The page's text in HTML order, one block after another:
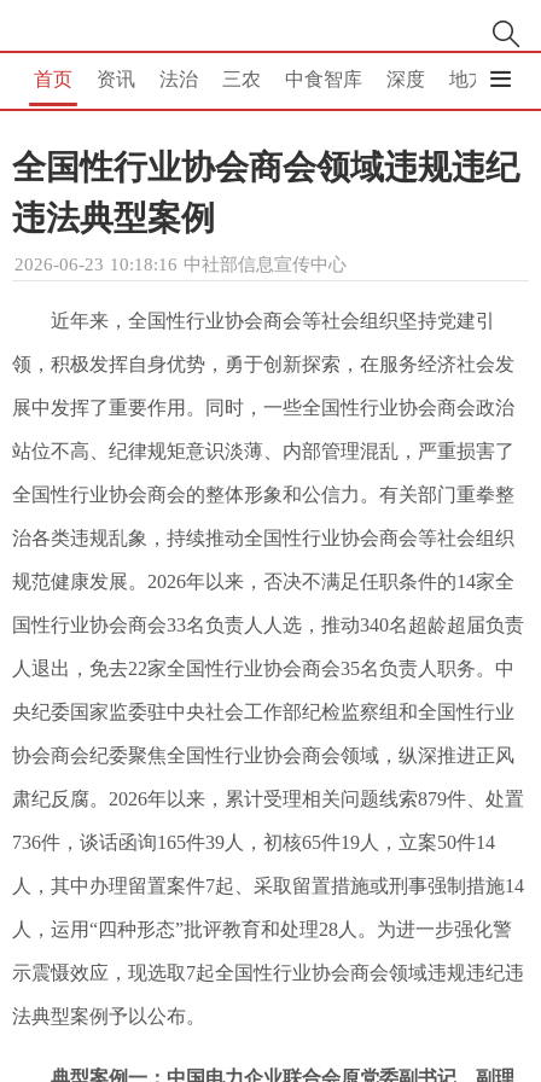
首页 资讯 法治 三农 中食智库 深度 地方
全国性行业协会商会领域违规违纪
违法典型案例
2026-06-23 10:18:16 中社部信息宣传中心
近年来，全国性行业协会商会等社会组织坚持党建引
领，积极发挥自身优势，勇于创新探索，在服务经济社会发
展中发挥了重要作用。同时，一些全国性行业协会商会政治
站位不高、纪律规矩意识淡薄、内部管理混乱，严重损害了
全国性行业协会商会的整体形象和公信力。有关部门重拳整
治各类违规乱象，持续推动全国性行业协会商会等社会组织
规范健康发展。2026年以来，否决不满足任职条件的14家全
国性行业协会商会33名负责人人选，推动340名超龄超届负责
人退出，免去22家全国性行业协会商会35名负责人职务。中
央纪委国家监委驻中央社会工作部纪检监察组和全国性行业
协会商会纪委聚焦全国性行业协会商会领域，纵深推进正风
肃纪反腐。2026年以来，累计受理相关问题线索879件、处置
736件，谈话函询165件39人，初核65件19人，立案50件14
人，其中办理留置案件7起、采取留置措施或刑事强制措施14
人，运用“四种形态”批评教育和处理28人。为进一步强化警
示震慑效应，现选取7起全国性行业协会商会领域违规违纪违
法典型案例予以公布。
典型案例一：中国电力企业联合会原党委副书记、副理